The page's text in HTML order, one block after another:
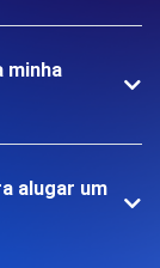
minha
alugar um